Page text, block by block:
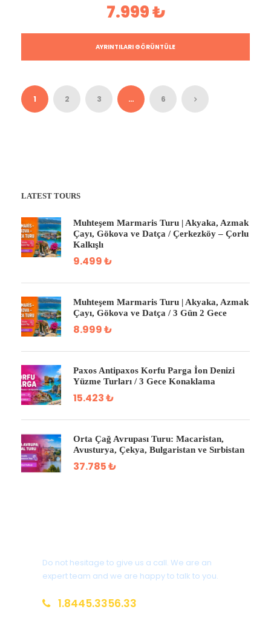
7.999 ₺
AYRINTILARI GÖRÜNTÜLE
1 2 3 … 6
LATEST TOURS
Muhteşem Marmaris Turu | Akyaka, Azmak
Çayı, Gökova ve Datça / Çerkezköy – Çorlu
Kalkışlı
9.499 ₺
Muhteşem Marmaris Turu | Akyaka, Azmak
Çayı, Gökova ve Datça / 3 Gün 2 Gece
8.999 ₺
Paxos Antipaxos Korfu Parga İon Denizi
Yüzme Turları / 3 Gece Konaklama
15.423 ₺
Orta Çağ Avrupası Turu: Macaristan,
Avusturya, Çekya, Bulgaristan ve Sırbistan
37.785 ₺
Do not hesitage to give us a call. We are an
expert team and we are happy to talk to you.
1.8445.3356.33